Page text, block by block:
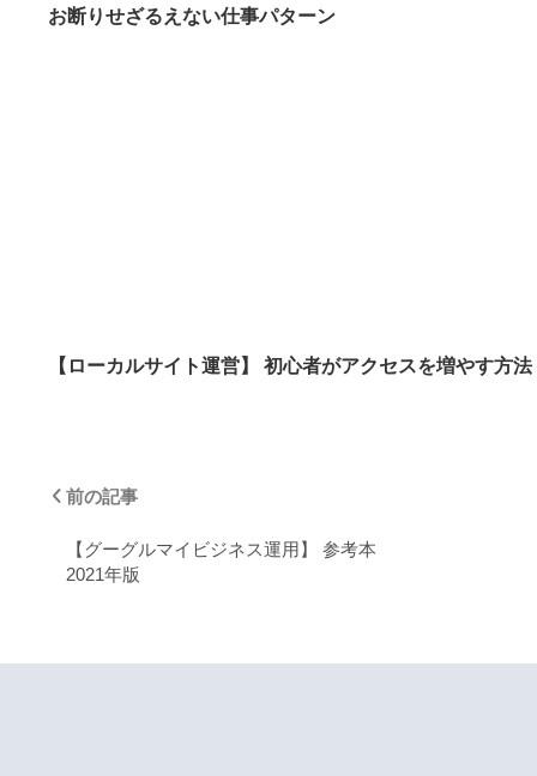
お断りせざるえない仕事パターン
【ローカルサイト運営】 初心者がアクセスを増やす方法
前の記事
【グーグルマイビジネス運用】 参考本
2021年版